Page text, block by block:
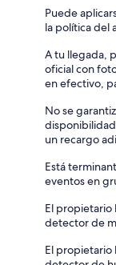
Puede
la política del
A tu llegada,
oficial con
en efectivo,
No se
un recargo
Está
eventos en
El propietario
detector de
El propietario